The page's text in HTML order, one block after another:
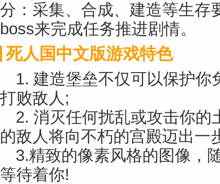
分：采集、合成、建造等生存
boss来完成任务推进剧情。
死人国中文版游戏特色
1. 建造堡垒不仅可以保护你
打败敌人;
2. 消灭任何扰乱或攻击你的
的敌人将向不朽的宫殿迈出一
3.精致的像素风格的图像，
等待着你!